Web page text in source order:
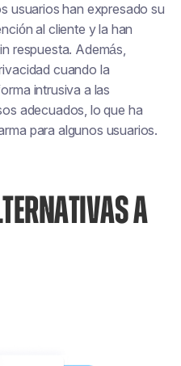
usuarios han expresado su
al cliente y la han
respuesta. Además,
cuando la
intrusiva a las
adecuados, lo que ha
para algunos usuarios.
A